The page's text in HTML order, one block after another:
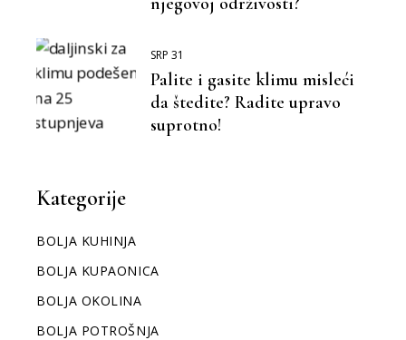
SRP 31
Palite i gasite klimu misleći
da štedite? Radite upravo
suprotno!
Kategorije
BOLJA KUHINJA
BOLJA KUPAONICA
BOLJA OKOLINA
BOLJA POTROŠNJA